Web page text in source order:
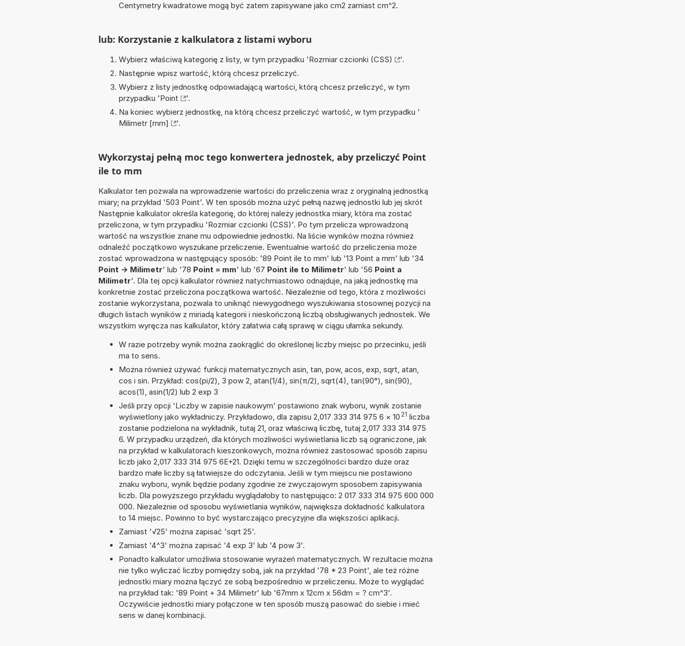
Centymetry kwadratowe mogą być zatem zapisywane jako cm2 zamiast cm^2.
lub: Korzystanie z kalkulatora z listami wyboru
Wybierz właściwą kategorię z listy, w tym przypadku 'Rozmiar czcionki (CSS)
'.
Następnie wpisz wartość, którą chcesz przeliczyć.
Wybierz z listy jednostkę odpowiadającą wartości, którą chcesz przeliczyć, w tym
przypadku 'Point
'.
Na koniec wybierz jednostkę, na którą chcesz przeliczyć wartość, w tym przypadku '
Milimetr [mm]
'.
Wykorzystaj pełną moc tego konwertera jednostek, aby przeliczyć Point
ile to mm
Kalkulator ten pozwala na wprowadzenie wartości do przeliczenia wraz z oryginalną jednostką
miary; na przykład '503 Point'. W ten sposób można użyć pełną nazwę jednostki lub jej skrót
Następnie kalkulator określa kategorię, do której należy jednostka miary, która ma zostać
przeliczona, w tym przypadku 'Rozmiar czcionki (CSS)'. Po tym przelicza wprowadzoną
wartość na wszystkie znane mu odpowiednie jednostki. Na liście wyników można również
odnaleźć początkowo wyszukane przeliczenie. Ewentualnie wartość do przeliczenia może
zostać wprowadzona w następujący sposób: '89 Point ile to mm' lub '13 Point a mm' lub '34
Point -> Milimetr' lub '78 Point = mm' lub '67 Point ile to Milimetr' lub '56 Point a
Milimetr'. Dla tej opcji kalkulator również natychmiastowo odnajduje, na jaką jednostkę ma
konkretnie zostać przeliczona początkowa wartość. Niezależnie od tego, która z możliwości
zostanie wykorzystana, pozwala to uniknąć niewygodnego wyszukiwania stosownej pozycji na
długich listach wyników z miriadą kategorii i nieskończoną liczbą obsługiwanych jednostek. We
wszystkim wyręcza nas kalkulator, który załatwia całą sprawę w ciągu ułamka sekundy.
W razie potrzeby wynik można zaokrąglić do określonej liczby miejsc po przecinku, jeśli
ma to sens.
Można również używać funkcji matematycznych asin, tan, pow, acos, exp, sqrt, atan,
cos i sin. Przykład: cos(pi/2), 3 pow 2, atan(1/4), sin(π/2), sqrt(4), tan(90°), sin(90),
acos(1), asin(1/2) lub 2 exp 3
Jeśli przy opcji 'Liczby w zapisie naukowym' postawiono znak wyboru, wynik zostanie
wyświetlony jako wykładniczy. Przykładowo, dla zapisu 2,017 333 314 975 6 × 10 21 liczba
zostanie podzielona na wykładnik, tutaj 21, oraz właściwą liczbę, tutaj 2,017 333 314 975
6. W przypadku urządzeń, dla których możliwości wyświetlania liczb są ograniczone, jak
na przykład w kalkulatorach kieszonkowych, można również zastosować sposób zapisu
liczb jako 2,017 333 314 975 6E+21. Dzięki temu w szczególności bardzo duże oraz
bardzo małe liczby są łatwiejsze do odczytania. Jeśli w tym miejscu nie postawiono
znaku wyboru, wynik będzie podany zgodnie ze zwyczajowym sposobem zapisywania
liczb. Dla powyższego przykładu wyglądałoby to następująco: 2 017 333 314 975 600 000
000. Niezależnie od sposobu wyświetlania wyników, największa dokładność kalkulatora
to 14 miejsc. Powinno to być wystarczająco precyzyjne dla większości aplikacji.
Zamiast '√25' można zapisać 'sqrt 25'.
Zamiast '4^3' można zapisać '4 exp 3' lub '4 pow 3'.
Ponadto kalkulator umożliwia stosowanie wyrażeń matematycznych. W rezultacie można
nie tylko wyliczać liczby pomiędzy sobą, jak na przykład '78 * 23 Point', ale też różne
jednostki miary można łączyć ze sobą bezpośrednio w przeliczeniu. Może to wyglądać
na przykład tak: '89 Point + 34 Milimetr' lub '67mm x 12cm x 56dm = ? cm^3'.
Oczywiście jednostki miary połączone w ten sposób muszą pasować do siebie i mieć
sens w danej kombinacji.